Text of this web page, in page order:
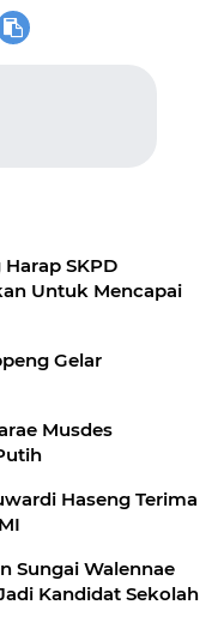
SKPD
Untuk Mencapai
Gelar
Musdes
Haseng Terima
Sungai Walennae
Kandidat Sekolah